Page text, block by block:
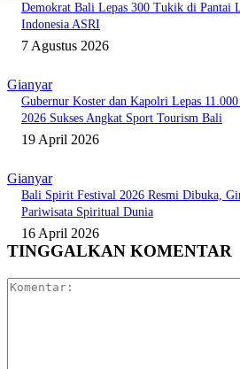
Demokrat Bali Lepas 300 Tukik di Pantai
Indonesia ASRI
7 Agustus 2026
Gianyar
Gubernur Koster dan Kapolri Lepas
2026 Sukses Angkat Sport Tourism Bali
19 April 2026
Gianyar
Bali Spirit Festival 2026 Resmi Dibuka,
Pariwisata Spiritual Dunia
16 April 2026
TINGGALKAN KOMENTAR